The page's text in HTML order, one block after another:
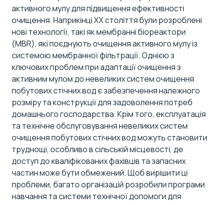
активного мулу для підвищення ефективності
очищення. Наприкінці XX століття були розроблені
нові технології, такі як мембранні біореактори
(MBR), які поєднують очищення активного мулу із
системою мембранної фільтрації. Однією з
ключових проблем при адаптації очищення з
активним мулом до невеликих систем очищення
побутових стічних вод є забезпечення належного
розміру та конструкції для задоволення потреб
домашнього господарства. Крім того, експлуатація
та технічне обслуговування невеликих систем
очищення побутових стічних вод можуть становити
труднощі, особливо в сільській місцевості, де
доступ до кваліфікованих фахівців та запасних
частин може бути обмежений. Щоб вирішити ці
проблеми, багато організацій розробили програми
навчання та системи технічної допомоги для